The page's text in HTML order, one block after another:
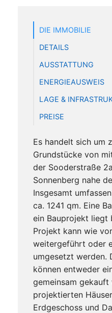
DIE IMMOBILIE
DETAILS
AUSSTATTUNG
ENERGIEAUSWEIS
LAGE &
PREISE
Es handelt sich um
Grundstücke von
der Sooderstraße
Sonnenberg nahe
Insgesamt
ca. 1241 qm. Eine
ein Bauprojekt liegt
Projekt kann wie
weitergeführt oder
umgesetzt werden.
können entweder
gemeinsam gekauft
projektierten
Erdgeschoss und